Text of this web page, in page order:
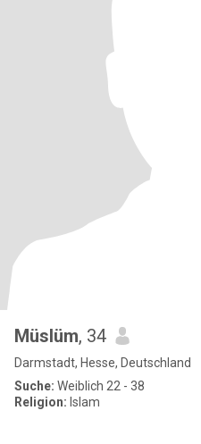
Müslüm, 34
Darmstadt, Hesse, Deutschland
Suche: Weiblich 22 - 38
Religion: Islam